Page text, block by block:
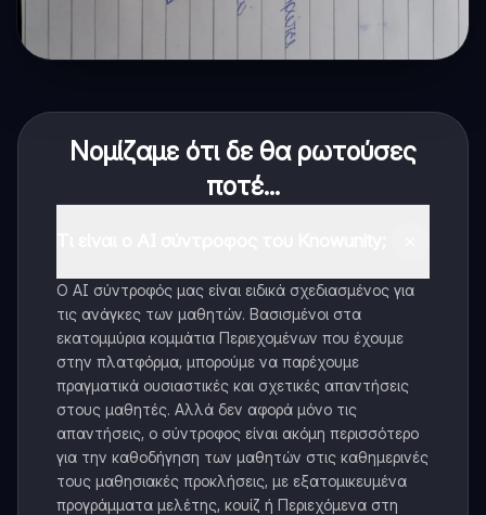
Νομίζαμε ότι δε θα ρωτούσες
ποτέ...
Ο AI σύντροφός μας είναι ειδικά σχεδιασμένος για
τις ανάγκες των μαθητών. Βασισμένοι στα
εκατομμύρια κομμάτια Περιεχομένων που έχουμε
στην πλατφόρμα, μπορούμε να παρέχουμε
πραγματικά ουσιαστικές και σχετικές απαντήσεις
στους μαθητές. Αλλά δεν αφορά μόνο τις
απαντήσεις, ο σύντροφος είναι ακόμη περισσότερο
για την καθοδήγηση των μαθητών στις καθημερινές
τους μαθησιακές προκλήσεις, με εξατομικευμένα
προγράμματα μελέτης, κουίζ ή Περιεχόμενα στη